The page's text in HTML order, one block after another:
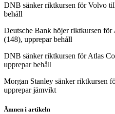
DNB sänker riktkursen för Volvo
behåll
Deutsche Bank höjer riktkursen
(148), upprepar behåll
DNB sänker riktkursen för Atlas
upprepar behåll
Morgan Stanley sänker riktkursen
upprepar jämvikt
Ämnen i artikeln